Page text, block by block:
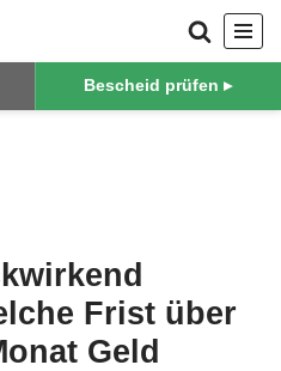
Bescheid prüfen ▸
Frist über
Geld